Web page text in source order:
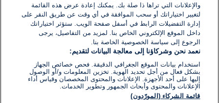
والإعلانات التي تراها ذا صلة بك. يمكنك إعادة عرض هذه القائمة
لتغيير اختياراتك أو سحب الموافقة في أي وقت عن طريق النقر على
إدارة التفضيلات الرابط في أسفل صفحة الويب. ستؤثر اختياراتك
داخل الموقع الإلكتروني الخاص بنا. لمزيد من التفاصيل، يرجى
الرجوع إلى سياسة الخصوصية الخاصة بنا.
نعمد نحن وشركاؤنا إلى معالجة البيانات لتقديم:
استخدام بيانات الموقع الجغرافي الدقيقة. فحص خصائص الجهاز
بشكل فعال من أجل تحديد الهوية. تخزين المعلومات و/أو الوصول
إليها على أحد الأجهزة. الإعلانات والمحتوى المخصصان وقياس أداء
الإعلانات والمحتوى وأبحاث الجمهور وتطوير الخدمات.
قائمة الشركاء (المورّدون)